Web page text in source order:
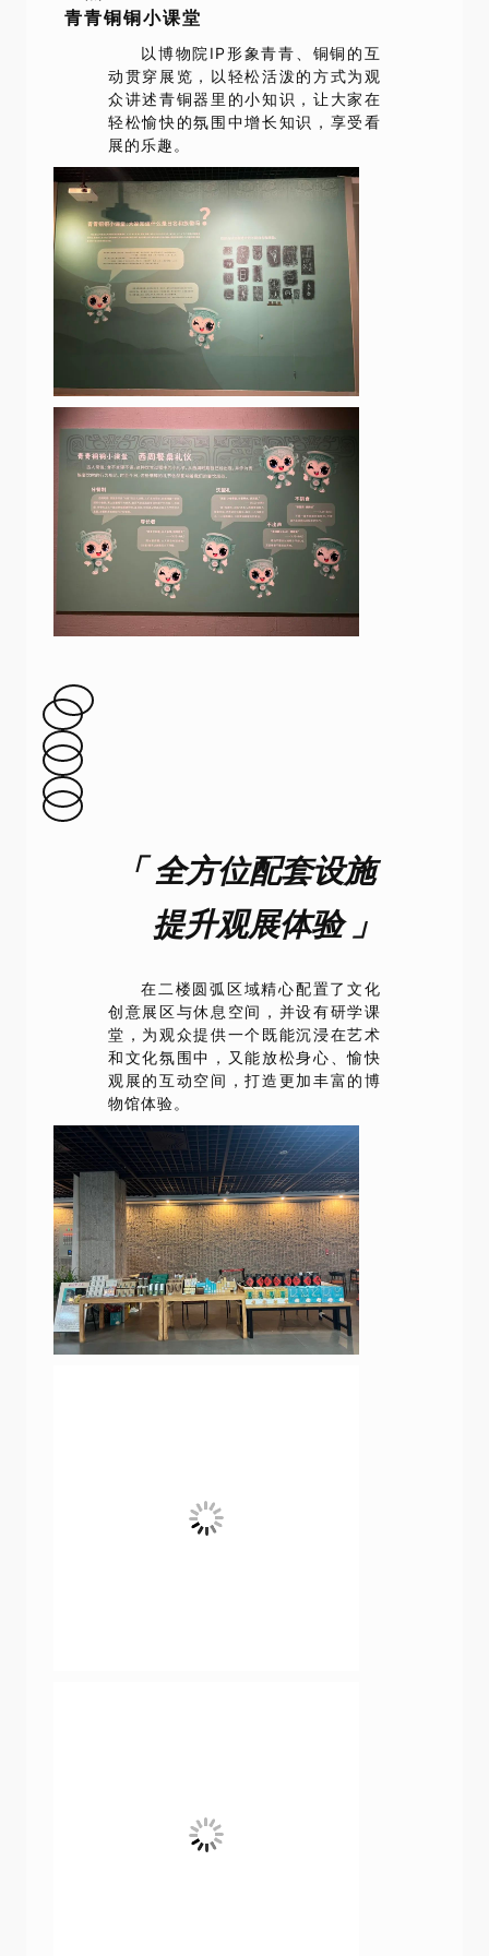
青青铜铜小课堂
以博物院IP形象青青、铜铜的互
动贯穿展览，以轻松活泼的方式为观
众讲述青铜器里的小知识，让大家在
轻松愉快的氛围中增长知识，享受看
展的乐趣。
「 全方位配套设施
提升观展体验 」
在二楼圆弧区域精心配置了文化
创意展区与休息空间，并设有研学课
堂，为观众提供一个既能沉浸在艺术
和文化氛围中，又能放松身心、愉快
观展的互动空间，打造更加丰富的博
物馆体验。